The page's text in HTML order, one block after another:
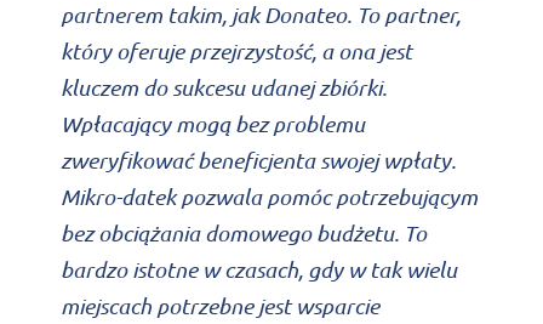
partnerem takim, jak Donateo. To partner,
który oferuje przejrzystość, a ona jest
kluczem do sukcesu udanej zbiórki.
Wpłacający mogą bez problemu
zweryfikować beneficjenta swojej wpłaty.
Mikro-datek pozwala pomóc potrzebującym
bez obciążania domowego budżetu. To
bardzo istotne w czasach, gdy w tak wielu
miejscach potrzebne jest wsparcie